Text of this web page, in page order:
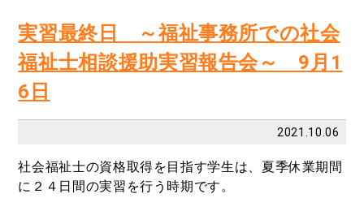
実習最終日 ～福祉事務所での社会
福祉士相談援助実習報告会～ 9月1
6日
2021.10.06
社会福祉士の資格取得を目指す学生は、夏季休業期間
に２４日間の実習を行う時期です。